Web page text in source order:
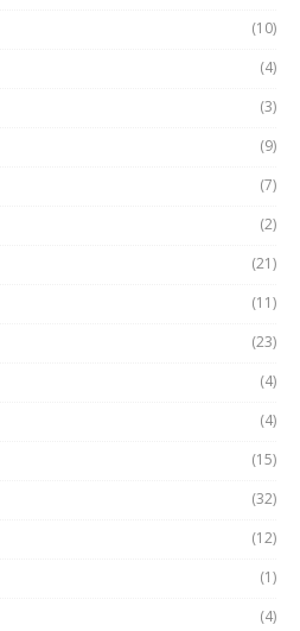
(10)
(4)
(3)
(9)
(7)
(2)
(21)
(11)
(23)
(4)
(4)
(15)
(32)
(12)
(1)
(4)